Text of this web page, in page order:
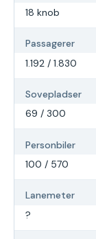
18 knob
Passagerer
1.192 / 1.830
Sovepladser
69 / 300
Personbiler
100 / 570
Lanemeter
?